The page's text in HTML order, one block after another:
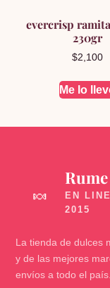
evercrisp
230gr
$2,100
Me lo
🍬
La tienda de dulces
y de las mejores
envíos a todo el país.